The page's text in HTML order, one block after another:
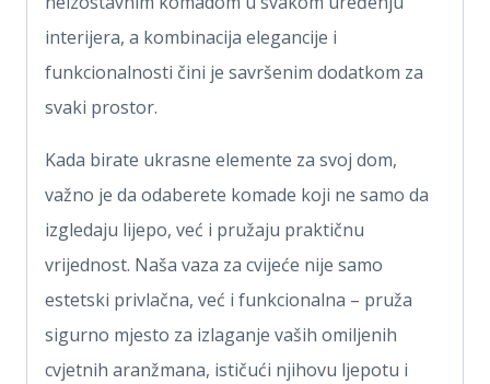
interijera, a kombinacija elegancije i
funkcionalnosti čini je savršenim dodatkom za
svaki prostor.
Kada birate ukrasne elemente za svoj dom,
važno je da odaberete komade koji ne samo da
izgledaju lijepo, već i pružaju praktičnu
vrijednost. Naša vaza za cvijeće nije samo
estetski privlačna, već i funkcionalna – pruža
sigurno mjesto za izlaganje vaših omiljenih
cvjetnih aranžmana, ističući njihovu ljepotu i